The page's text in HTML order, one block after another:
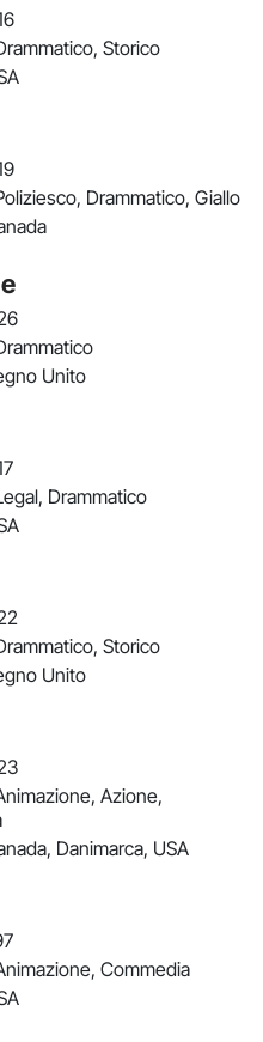
Storico
Drammatico, Giallo
Unito
Drammatico
Storico
Unito
Azione,
Danimarca, USA
Commedia